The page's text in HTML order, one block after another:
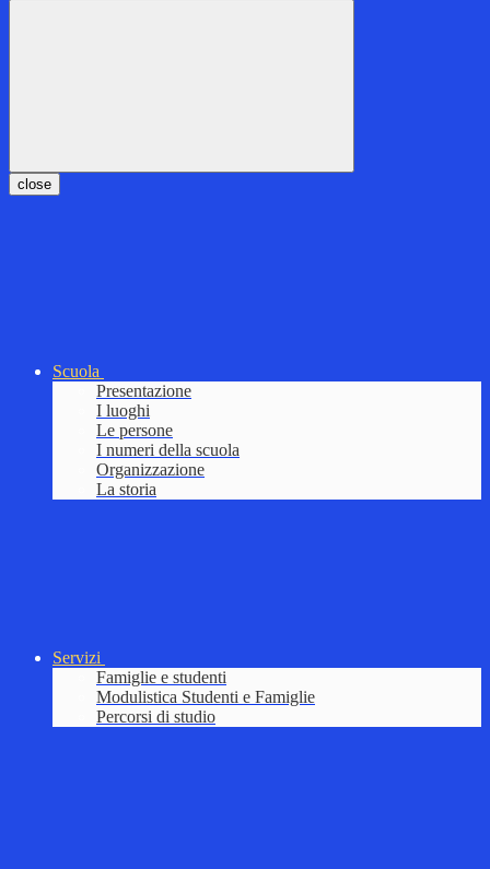
close
Scuola
Presentazione
I luoghi
Le persone
I numeri della scuola
Organizzazione
La storia
Servizi
Famiglie e studenti
Modulistica Studenti e Famiglie
Percorsi di studio